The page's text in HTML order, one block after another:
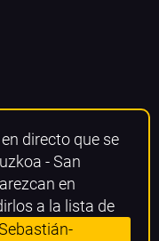
directo que se
- San
en
a la lista de